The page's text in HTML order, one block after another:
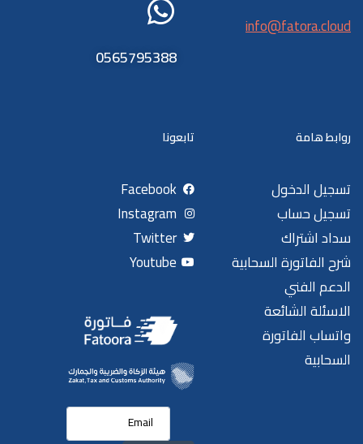
info@fatora.cloud
0565795388
روابط هامة
تسجيل الدخول
تسجيل حساب
سداد اشتراك
شرح الفاتورة السحابية
الدعم الفني
الاسئلة الشائعة
واتساب الفاتورة
السحابية
تابعونا
Facebook
Instagram
Twitter
Youtube